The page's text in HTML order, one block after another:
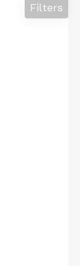
Filters